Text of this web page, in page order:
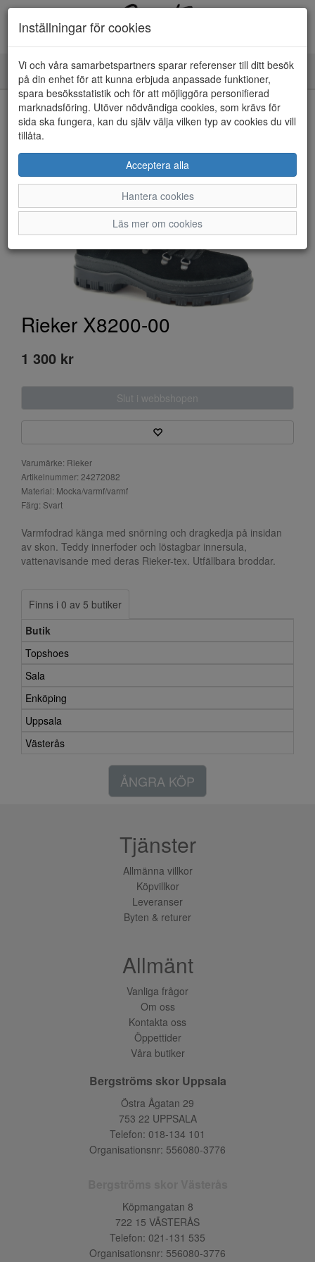
Toggle
navigation
HEM
Rieker X8200-00
1 300 kr
Slut i webbshopen
Varumärke: Rieker
Artikelnummer: 24272082
Material: Mocka/varmf/varmf
Färg: Svart
Varmfodrad känga med snörning och dragkedja på insidan
av skon. Teddy innerfoder och löstagbar innersula,
vattenavisande med deras Rieker-tex. Utfällbara broddar.
Finns i 0 av 5 butiker
Butik
Topshoes
Sala
Enköping
Uppsala
Västerås
ÅNGRA KÖP
Inställningar för cookies
Vi och våra samarbetspartners sparar referenser till ditt besök
på din enhet för att kunna erbjuda anpassade funktioner,
spara besöksstatistik och för att möjliggöra personifierad
marknadsföring. Utöver nödvändiga cookies, som krävs för
sida ska fungera, kan du själv välja vilken typ av cookies du vill
tillåta.
Acceptera alla
Hantera cookies
Läs mer om cookies
Tjänster
Allmänna villkor
Köpvillkor
Leveranser
Byten & returer
Allmänt
Vanliga frågor
Om oss
Kontakta oss
Öppettider
Våra butiker
Bergströms skor Uppsala
Östra Ågatan 29
753 22 UPPSALA
Telefon: 018-134 101
Organisationsnr: 556080-3776
Köpmangatan 8
722 15 VÄSTERÅS
Telefon: 021-131 535
Organisationsnr: 556080-3776